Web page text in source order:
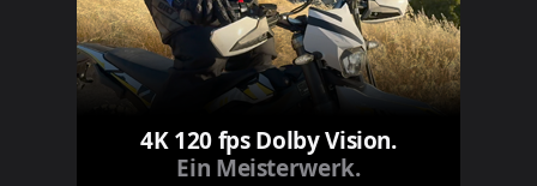
4K 120 fps Dolby Vision.
Ein Meisterwerk.